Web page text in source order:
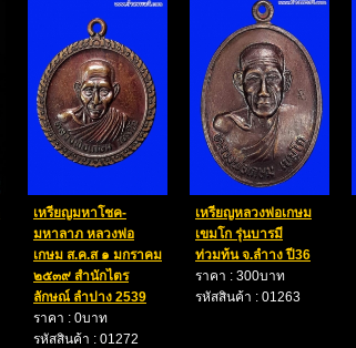
เหรียญมหาโชค-
มหาลาภ หลวงพ่อ
เกษม ส.ค.ส ๑ มกราคม
๒๕๓๙ สำนักไตร
ลักษณ์ ลำปาง 2539
ราคา : 0บาท
รหัสสินค้า : 01272
เหรียญหลวงพ่อเกษม
เขมโก รุ่นบารมี
ท่วมท้น จ.ลำาง ปี36
ราคา : 300บาท
รหัสสินค้า : 01263